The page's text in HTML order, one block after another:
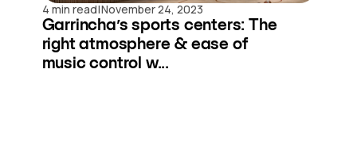
4 min read|November 24, 2023
Garrincha’s sports centers: The
right atmosphere & ease of
music control w...